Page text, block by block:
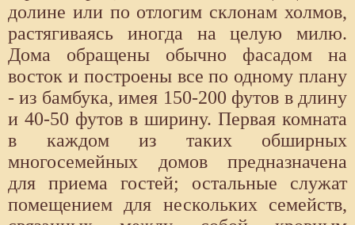
долине или по отлогим склонам холмов,
растягиваясь иногда на целую милю.
Дома обращены обычно фасадом на
восток и построены все по одному плану
- из бамбука, имея 150-200 футов в длину
и 40-50 футов в ширину. Первая комната
в каждом из таких обширных
многосемейных домов предназначена
для приема гостей; остальные служат
помещением для нескольких семейств,